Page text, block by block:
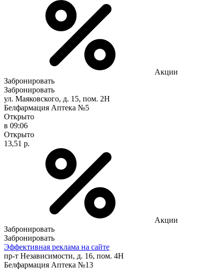
Акции
Забронировать
Забронировать
ул. Маяковского, д. 15, пом. 2Н
Белфармация Аптека №5
Открыто
в 09:06
Открыто
13,51 р.
Акции
Забронировать
Забронировать
Эффективная реклама на сайте
пр-т Независимости, д. 16, пом. 4Н
Белфармация Аптека №13